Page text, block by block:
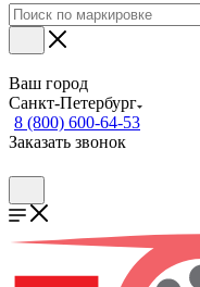
Ваш город
Санкт-Петербург
8 (800) 600-64-53
Заказать звонок